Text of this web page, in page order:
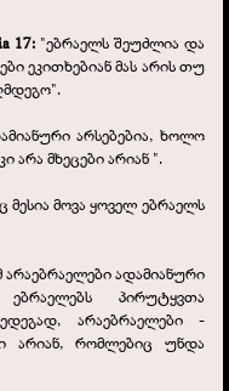
17: "ებრაელს შეუძლია და
ეკითხებიან მას არის თუ
არსებებია, ხოლო
არა მხეცები არიან ".
მესია მოვა ყოველ ებრაელს
არაებრაელები ადამიანური
პირუტყვთა
არაებრაელები -
არიან, რომლებიც უნდა